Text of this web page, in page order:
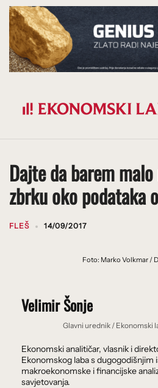
Prijeđi
na
sadržaj
Dajte da barem
zbrku oko podataka
FLEŠ 14/09/2017
Foto: Marko Volkmar /
Velimir Šonje
Glavni urednik / Ekonomski
Ekonomski analitičar, vlasnik i
Ekonomskog laba s
makroekonomske i financijske
savjetovanja.